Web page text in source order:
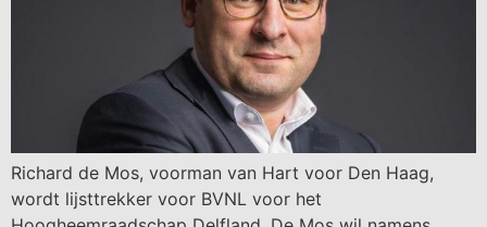
Richard de Mos, voorman van Hart voor Den Haag,
wordt lijsttrekker voor BVNL voor het